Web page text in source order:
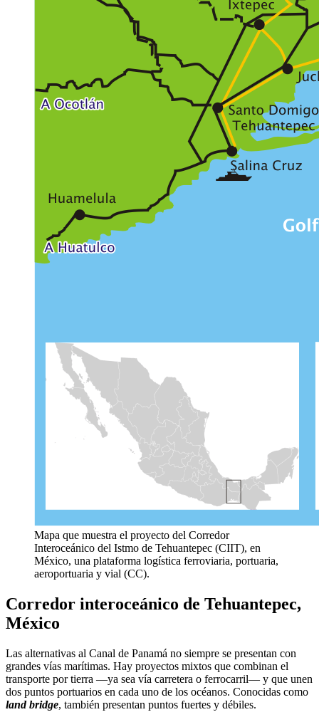
Mapa que muestra el proyecto del Corredor
Interoceánico del Istmo de Tehuantepec (CIIT), en
México, una plataforma logística ferroviaria, portuaria,
aeroportuaria y vial (CC).
Corredor interoceánico de Tehuantepec,
México
Las alternativas al Canal de Panamá no siempre se presentan con
grandes vías marítimas. Hay proyectos mixtos que combinan el
transporte por tierra —ya sea vía carretera o ferrocarril— y que unen
dos puntos portuarios en cada uno de los océanos. Conocidas como
land bridge, también presentan puntos fuertes y débiles.